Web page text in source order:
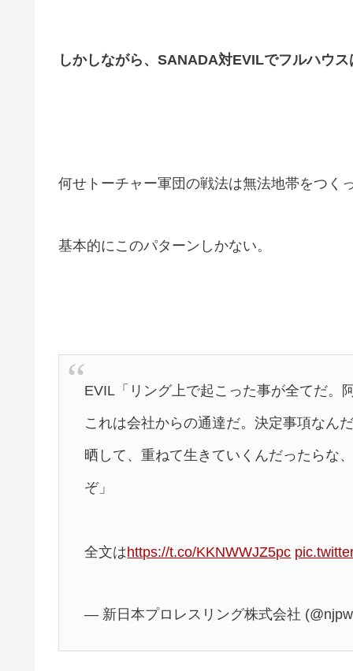
しかしながら、SANADA対EVILでフルハウ
何せトーチャー軍団の戦法は無法地帯をつく
基本的にこのパターンしかない。
EVIL「リング上で起こった事が全てだ。
これは会社からの通達だ。決定事項なん
晒して、重ねて生きていくんだったらな
ぞ」
全文はhttps://t.co/KKNWWJZ5pc
— 新日本プロレスリング株式会社